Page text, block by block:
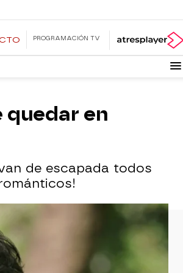
PROGRAMACIÓN TV
quedar en
de escapada todos